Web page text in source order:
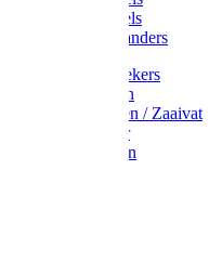
Ruitschoffels
Onkruidbranders
Graskantstekers
Verticuteren
Strooiwagen / Zaaivat
Grasmaaier
Grasscharen